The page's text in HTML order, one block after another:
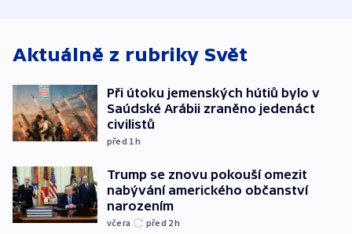
Aktuálně z rubriky Svět
Při útoku jemenských hútiů bylo v
Saúdské Arábii zraněno jedenáct
civilistů
před 1h
Trump se znovu pokouší omezit
nabývání amerického občanství
narozením
včera před 2h